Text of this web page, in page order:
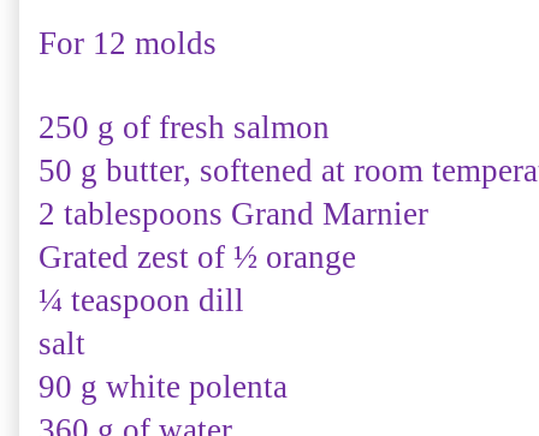
For 12 molds
250 g of fresh salmon
50 g butter, softened at room
2 tablespoons Grand Marnier
Grated zest of ½ orange
¼ teaspoon dill
salt
90 g white polenta